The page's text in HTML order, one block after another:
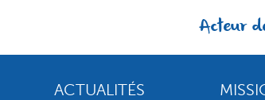
Acteur
ACTUALITÉS